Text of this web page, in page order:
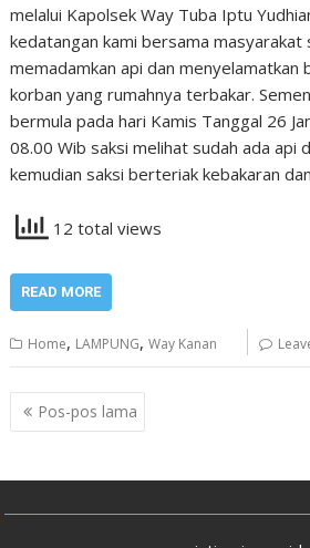
melalui Kapolsek Way Tuba Iptu
kedatangan kami bersama
memadamkan api dan menyelamatkan
korban yang rumahnya terbakar.
bermula pada hari Kamis Tanggal 26
08.00 Wib saksi melihat sudah ada api
kemudian saksi berteriak kebakaran
12 total views
READ MORE
Home, LAMPUNG,Way Kanan
Navigasi
pos
Pos-pos lama